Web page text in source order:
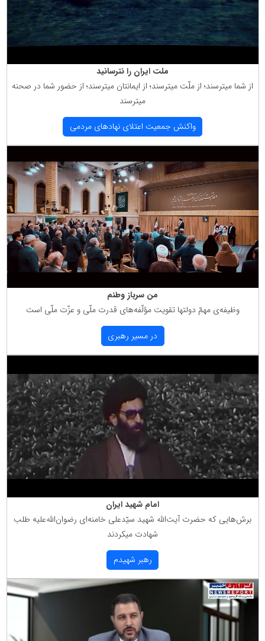
ملت ایران را نترسانید
از شما میترسند؛ از ملّت میترسند؛ از ایمانتان میترسند؛ از حضور شما در صحنه
میترسند
واكنش جمعیت اعتلای نهادهای مردمی
من سرباز وطنم
وظیفه‌ی مهمّ دولتها تقویت مؤلّفه‌های قدرت ملّی و عزّت ملّی است
در مسیر رهبری
امام شهید ایران
برش‌هایی كه حضرت آیت‌الله شهید سیّدعلی خامنه‌ای رضوان‌الله‌علیه طلب
شهادت میكردند
رهبر شهیدم